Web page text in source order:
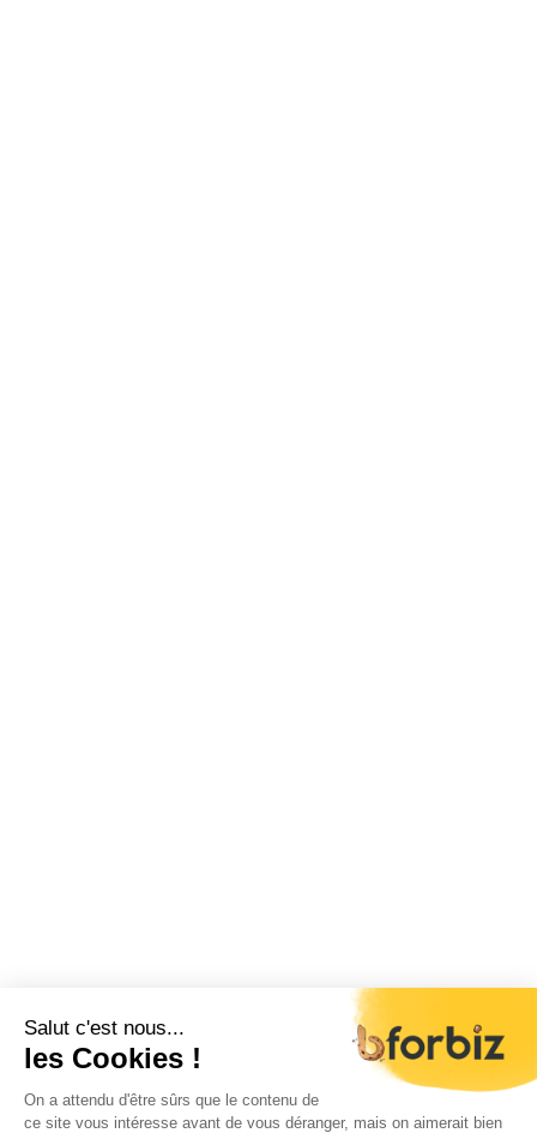
Salut c'est nous...
les Cookies !
On a attendu d'être sûrs que le contenu de
ce site vous intéresse avant de vous déranger, mais on aimerait bien